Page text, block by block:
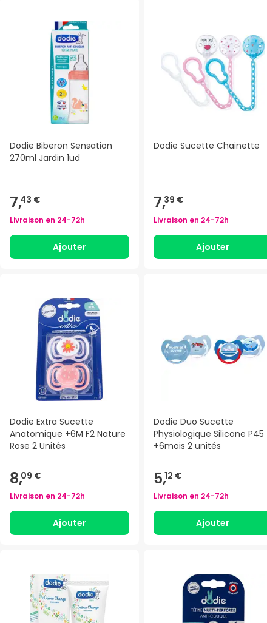
Dodie Biberon Sensation
270ml Jardin 1ud
7,43 €
Livraison en 24-72h
Ajouter
Dodie Sucette Chainette
7,39 €
Livraison en 24-72h
Ajouter
Dodie Extra Sucette
Anatomique +6M F2 Nature
Rose 2 Unités
8,09 €
Livraison en 24-72h
Ajouter
Dodie Duo Sucette
Physiologique Silicone P45
+6mois 2 unités
5,12 €
Livraison en 24-72h
Ajouter